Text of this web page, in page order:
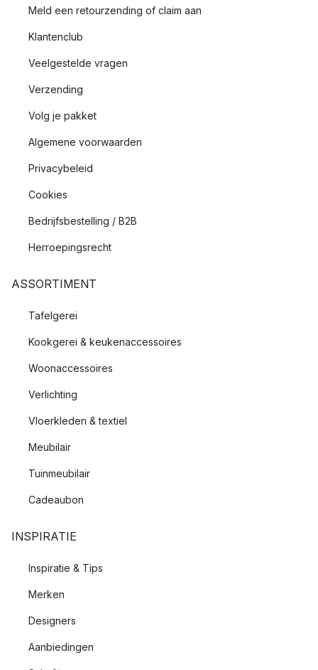
Meld een retourzending of claim aan
Klantenclub
Veelgestelde vragen
Verzending
Volg je pakket
Algemene voorwaarden
Privacybeleid
Cookies
Bedrijfsbestelling / B2B
Herroepingsrecht
ASSORTIMENT
Tafelgerei
Kookgerei & keukenaccessoires
Woonaccessoires
Verlichting
Vloerkleden & textiel
Meubilair
Tuinmeubilair
Cadeaubon
INSPIRATIE
Inspiratie & Tips
Merken
Designers
Aanbiedingen